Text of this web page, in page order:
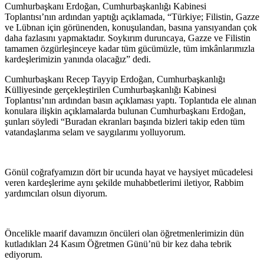
Cumhurbaşkanı Erdoğan, Cumhurbaşkanlığı Kabinesi
Toplantısı’nın ardından yaptığı açıklamada, “Türkiye; Filistin, Gazze
ve Lübnan için görünenden, konuşulandan, basına yansıyandan çok
daha fazlasını yapmaktadır. Soykırım duruncaya, Gazze ve Filistin
tamamen özgürleşinceye kadar tüm gücümüzle, tüm imkânlarımızla
kardeşlerimizin yanında olacağız” dedi.
Cumhurbaşkanı Recep Tayyip Erdoğan, Cumhurbaşkanlığı
Külliyesinde gerçekleştirilen Cumhurbaşkanlığı Kabinesi
Toplantısı’nın ardından basın açıklaması yaptı. Toplantıda ele alınan
konulara ilişkin açıklamalarda bulunan Cumhurbaşkanı Erdoğan,
şunları söyledi “Buradan ekranları başında bizleri takip eden tüm
vatandaşlarıma selam ve saygılarımı yolluyorum.
Gönül coğrafyamızın dört bir ucunda hayat ve haysiyet mücadelesi
veren kardeşlerime aynı şekilde muhabbetlerimi iletiyor, Rabbim
yardımcıları olsun diyorum.
Öncelikle maarif davamızın öncüleri olan öğretmenlerimizin dün
kutladıkları 24 Kasım Öğretmen Günü’nü bir kez daha tebrik
ediyorum.